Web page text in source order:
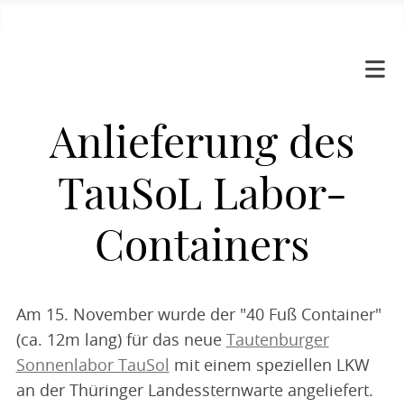
Anlieferung des
TauSoL Labor-
Containers
Am 15. November wurde der "40 Fuß Container"
(ca. 12m lang) für das neue
Tautenburger
Sonnenlabor TauSol
mit einem speziellen LKW
an der Thüringer Landessternwarte angeliefert.